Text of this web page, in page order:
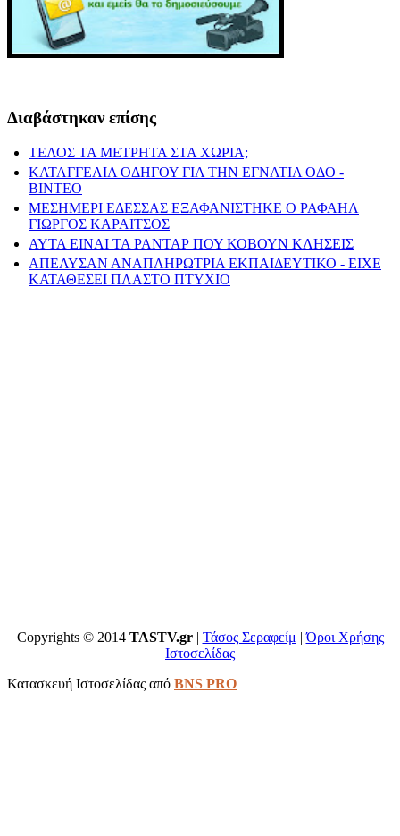
Διαβάστηκαν επίσης
ΤΕΛΟΣ ΤΑ ΜΕΤΡΗΤΑ ΣΤΑ ΧΩΡΙΑ;
ΚΑΤΑΓΓΕΛΙΑ ΟΔΗΓΟΥ ΓΙΑ ΤΗΝ ΕΓΝΑΤΙΑ ΟΔΟ -
ΒΙΝΤΕΟ
ΜΕΣΗΜΕΡΙ ΕΔΕΣΣΑΣ ΕΞΑΦΑΝΙΣΤΗΚΕ Ο ΡΑΦΑΗΛ
ΓΙΩΡΓΟΣ ΚΑΡΑΙΤΣΟΣ
ΑΥΤΑ ΕΙΝΑΙ ΤΑ ΡΑΝΤΑΡ ΠΟΥ ΚΟΒΟΥΝ ΚΛΗΣΕΙΣ
ΑΠΕΛΥΣΑΝ ΑΝΑΠΛΗΡΩΤΡΙΑ ΕΚΠΑΙΔΕΥΤΙΚΟ - ΕΙΧΕ
ΚΑΤΑΘΕΣΕΙ ΠΛΑΣΤΟ ΠΤΥΧΙΟ
Copyrights © 2014 TASTV.gr| Τάσος Σεραφείμ |Όροι Χρήσης
Ιστοσελίδας
Κατασκευή Ιστοσελίδας από BNS PRO